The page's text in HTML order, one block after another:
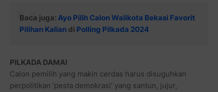
Baca juga: Ayo Pilih Calon Walikota Bekasi Favorit
Pilihan Kalian di Polling Pilkada 2024
PILKADA DAMAI
Calon pemilih yang makin cerdas harus disuguhkan
perpolitikan ‘pesta demokrasi’ yang santun, jujur,